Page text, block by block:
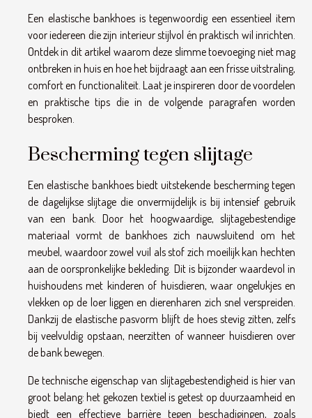
Een elastische bankhoes is tegenwoordig een essentieel item
voor iedereen die zijn interieur stijlvol én praktisch wil inrichten.
Ontdek in dit artikel waarom deze slimme toevoeging niet mag
ontbreken in huis en hoe het bijdraagt aan een frisse uitstraling,
comfort en functionaliteit. Laat je inspireren door de voordelen
en praktische tips die in de volgende paragrafen worden
besproken.
Bescherming tegen slijtage
Een elastische bankhoes biedt uitstekende bescherming tegen
de dagelijkse slijtage die onvermijdelijk is bij intensief gebruik
van een bank. Door het hoogwaardige, slijtagebestendige
materiaal vormt de bankhoes zich nauwsluitend om het
meubel, waardoor zowel vuil als stof zich moeilijk kan hechten
aan de oorspronkelijke bekleding. Dit is bijzonder waardevol in
huishoudens met kinderen of huisdieren, waar ongelukjes en
vlekken op de loer liggen en dierenharen zich snel verspreiden.
Dankzij de elastische pasvorm blijft de hoes stevig zitten, zelfs
bij veelvuldig opstaan, neerzitten of wanneer huisdieren over
de bank bewegen.
De technische eigenschap van slijtagebestendigheid is hier van
groot belang: het gekozen textiel is getest op duurzaamheid en
biedt een effectieve barrière tegen beschadigingen, zoals